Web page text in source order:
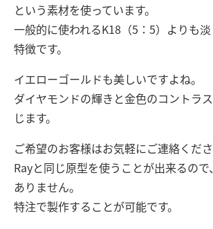
という素材を使っています。
一般的に使われるK18（5：5）よりも
特徴です。
イエローゴールドも美しいですよね。
ダイヤモンドの輝きと金色のコントラ
じます。
ご希望のお客様はお気軽にご連絡くださ
Rayと同じ原型を使うことが出来るの
ありません。
特注で製作することが可能です。